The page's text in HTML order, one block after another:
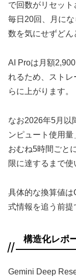
で回数がリセッ
毎日20回、月に
数を気にせずどん
AI Proは月額
れるため、スト
らに上がります。
なお2026年5月以
ンピュート使用
おむね5時間ごと
限に達するまで使
具体的な換算値
式情報を追う前提
構造化レポ
Gemini Deep